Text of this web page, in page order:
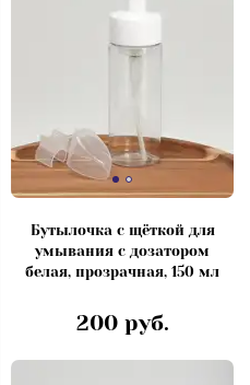
Бутылочка с щёткой для
умывания с дозатором
белая, прозрачная, 150 мл
200 руб.